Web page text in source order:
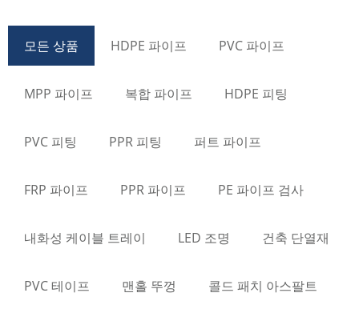
모든 상품 HDPE 파이프 PVC 파이프
MPP 파이프 복합 파이프 HDPE 피팅
PVC 피팅 PPR 피팅 퍼트 파이프
FRP 파이프 PPR 파이프 PE 파이프 검사
내화성 케이블 트레이 LED 조명 건축 단열재
PVC 테이프 맨홀 뚜껑 콜드 패치 아스팔트